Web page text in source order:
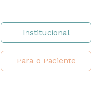
Institucional
Para o Paciente